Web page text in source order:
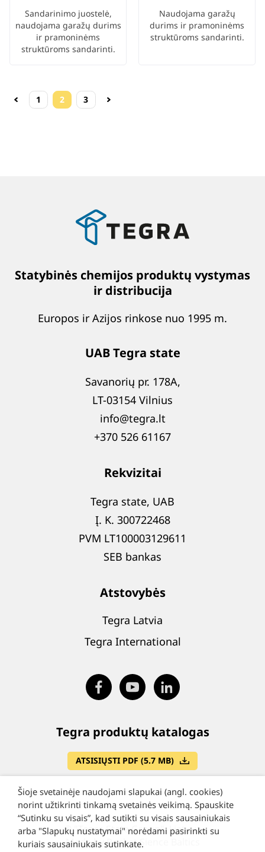
Sandarinimo juostelė,
naudojama garažų durims
ir pramoninėms
struktūroms sandarinti.
Naudojama garažų
durims ir pramoninėms
struktūroms sandarinti.
1 2 3
Statybinės chemijos produktų vystymas
ir distribucija
Europos ir Azijos rinkose nuo 1995 m.
UAB Tegra state
Savanorių pr. 178A,
LT-03154 Vilnius
info@tegra.lt
+370 526 61167
Rekvizitai
Tegra state, UAB
Į. K. 300722468
PVM LT100003129611
SEB bankas
Atstovybės
Tegra Latvia
Tegra International
Tegra produktų katalogas
ATSISIŲSTI PDF (5.7 MB)
© "Tegra State Group", Lietuva
Made by Rocket Sience Baltics
Šioje svetainėje naudojami slapukai (angl. cookies)
norint užtikrinti tinkamą svetainės veikimą. Spauskite
“Sutinku su visais”, kad sutikti su visais sausainiukais
arba "Slapukų nustatymai" norėdami pasirinkti su
kuriais sausainiukais sutinkate.